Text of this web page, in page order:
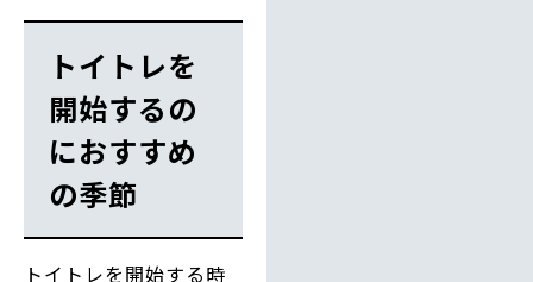
トイトレを
開始するの
におすすめ
の季節
トイトレを開始する時